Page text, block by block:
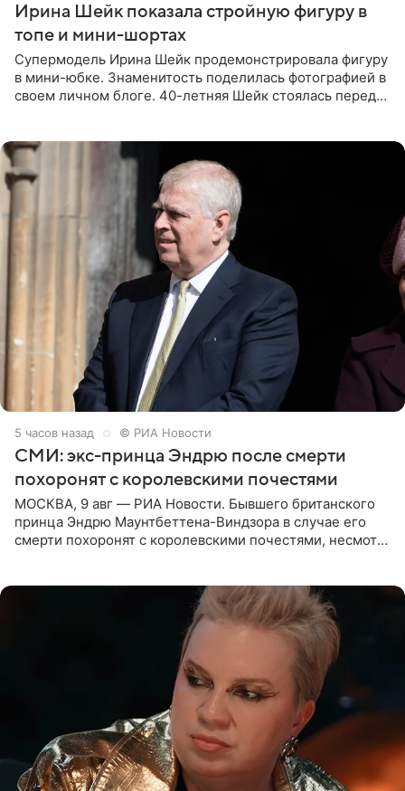
Ирина Шейк показала стройную фигуру в
топе и мини-шортах
Супермодель Ирина Шейк продемонстрировала фигуру
в мини-юбке. Знаменитость поделилась фотографией в
своем личном блоге. 40-летняя Шейк стоялась перед
5 часов назад © РИА Новости
СМИ: экс-принца Эндрю после смерти
похоронят с королевскими почестями
МОСКВА, 9 авг — РИА Новости. Бывшего британского
принца Эндрю Маунтбеттена-Виндзора в случае его
смерти похоронят с королевскими почестями, несмотря